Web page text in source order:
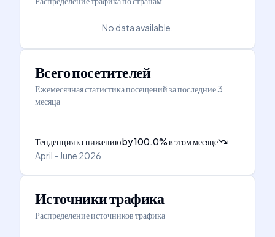
No data available.
Всего посетителей
Ежемесячная статистика посещений за последние 3
месяца
Тенденция к снижениюby100.0%в этом месяце
April - June 2026
Источники трафика
Распределение источников трафика